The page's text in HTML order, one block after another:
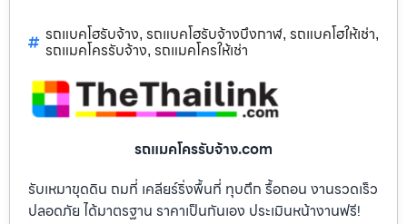
รถแบคโฮรับจ้าง, รถแบคโฮรับจ้างบึงกาฬ, รถแบคโฮให้เช่า,
รถแมคโครรับจ้าง, รถแมคโครให้เช่า
รถแมคโครรับจ้าง.com
รับเหมาขุดดิน ถมที่ เคลียร์ริ่งพื้นที่ ทุบตึก รื้อถอน งานรวดเร็ว
ปลอดภัย ได้มาตรฐาน ราคาเป็นกันเอง ประเมินหน้างานฟรี!